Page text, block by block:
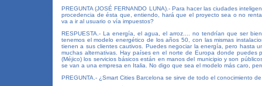
PREGUNTA (JOSÉ FERNANDO LUNA).- Para hacer las ciudades
procedencia de ésta que, entiendo, hará que el proyecto sea o no
va a ir al usuario o vía impuestos?
RESPUESTA.- La energía, el agua, el arroz.... no tendrían que ser
tenemos el modelo energético de los años 50, con las mismas
tienen a sus clientes cautivos. Puedes negociar la energía, pero hasta
muchas alternativas. Hay países en el norte de Europa donde puedes
(Méjico) los servicios básicos están en manos del municipio y son
se van a una empresa en Italia. No digo que sea el modelo más caro,
PREGUNTA.- ¿Smart Cities Barcelona se sirve de todo el conocimiento